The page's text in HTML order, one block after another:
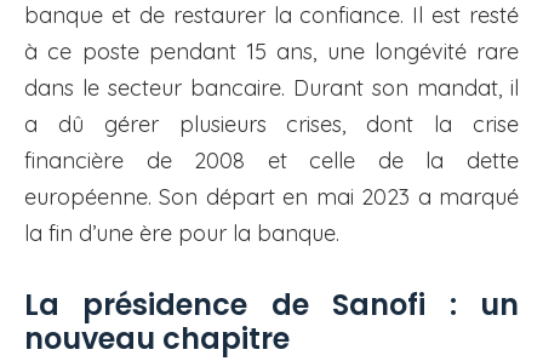
banque et de restaurer la confiance. Il est resté
à ce poste pendant 15 ans, une longévité rare
dans le secteur bancaire. Durant son mandat, il
a dû gérer plusieurs crises, dont la crise
financière de 2008 et celle de la dette
européenne. Son départ en mai 2023 a marqué
la fin d’une ère pour la banque.
La présidence de Sanofi : un
nouveau chapitre